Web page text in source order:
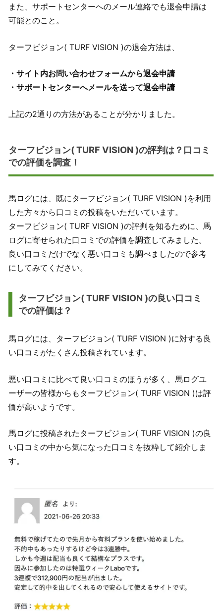
また、サポートセンターへのメール連絡でも退会申請は
可能とのこと。
ターフビジョン( TURF VISION )の退会方法は、
・サイト内お問い合わせフォームから退会申請
・サポートセンターへメールを送って退会申請
上記の2通りの方法があることが分かりました。
ターフビジョン( TURF VISION )の評判は？口コミ
での評価を調査！
馬ログには、既にターフビジョン( TURF VISION )を利用
した方々から口コミの投稿をいただいています。
ターフビジョン( TURF VISION )の評判を知るために、馬
ログに寄せられた口コミでの評価を調査してみました。
良い口コミだけでなく悪い口コミも調べましたので参考
にしてみてください。
ターフビジョン( TURF VISION )の良い口コミ
での評価は？
馬ログには、ターフビジョン( TURF VISION )に対する良
い口コミがたくさん投稿されています。
悪い口コミに比べて良い口コミのほうが多く、馬ログユ
ーザーの皆様からもターフビジョン( TURF VISION )は評
価が高いようです。
馬ログに投稿されたターフビジョン( TURF VISION )の良
い口コミの中から気になった口コミを抜粋して紹介しま
す。